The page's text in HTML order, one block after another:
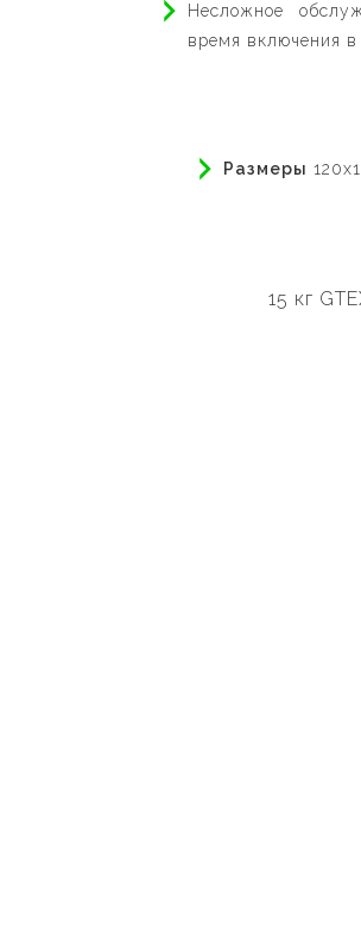
Несложное
время включения
Размеры
15 кг